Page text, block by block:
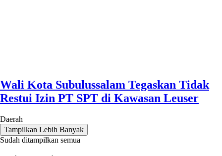
Wali Kota Subulussalam Tegaskan Tidak
Restui Izin PT SPT di Kawasan Leuser
Daerah
Tampilkan Lebih Banyak
Sudah ditampilkan semua